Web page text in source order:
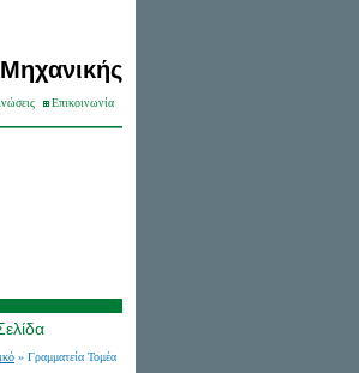
Επικοινωνία
» Γραμματεία Τομέα